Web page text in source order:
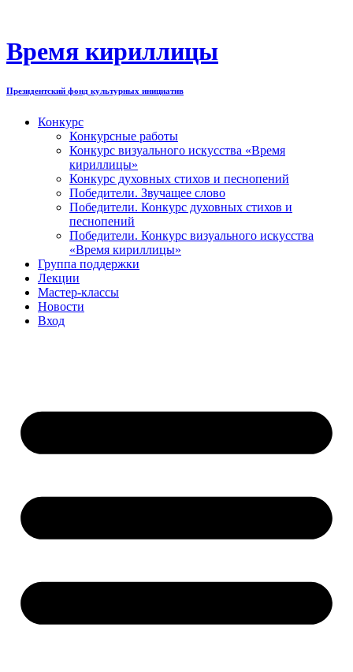
содержимому
Время кириллицы
Президентский фонд культурных инициатив
Конкурс
Конкурсные работы
Конкурс визуального искусства «Время
кириллицы»
Конкурс духовных стихов и песнопений
Победители. Звучащее слово
Победители. Конкурс духовных стихов и
песнопений
Победители. Конкурс визуального искусства
«Время кириллицы»
Группа поддержки
Лекции
Мастер-классы
Новости
Вход